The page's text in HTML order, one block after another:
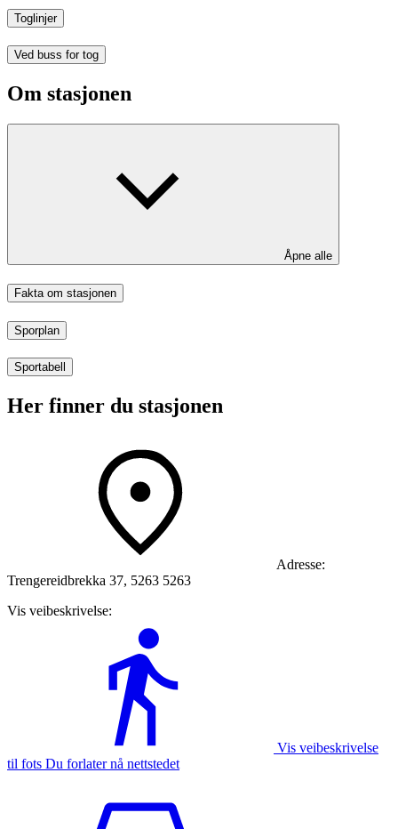
Toglinjer
Ved buss for tog
Om stasjonen
Åpne alle
Fakta om stasjonen
Sporplan
Sportabell
Her finner du stasjonen
Adresse:
Trengereidbrekka 37, 5263 5263
Vis veibeskrivelse:
Vis veibeskrivelse
til fots Du forlater nå nettstedet